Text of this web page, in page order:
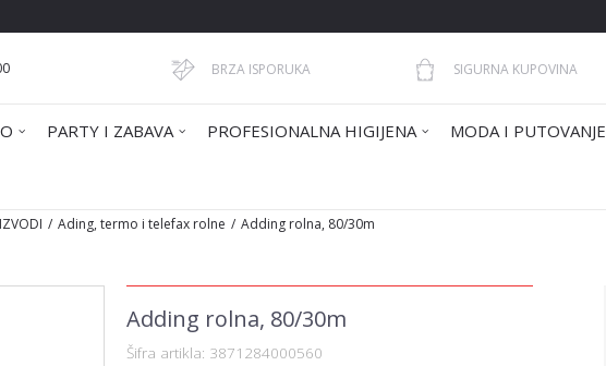
BRZA ISPORUKA SIGURNA KUPOVINA
PARTY I ZABAVA PROFESIONALNA HIGIJENA MODA I PUTOVANJE
Ading, termo i telefax rolne Adding rolna, 80/30m
Adding rolna, 80/30m
Šifra artikla: 3871284000560